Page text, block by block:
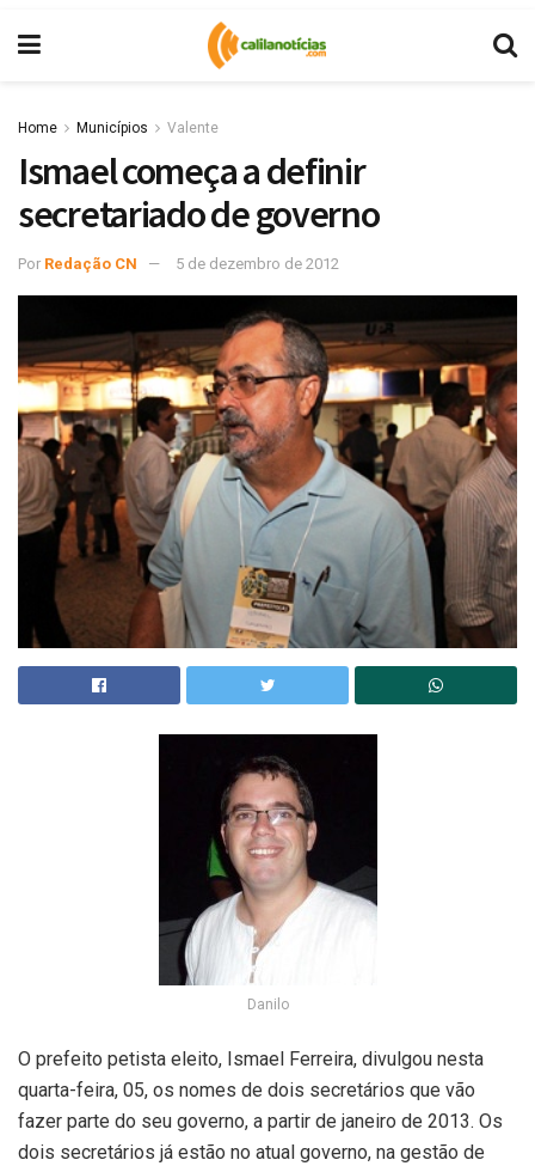
Home Municípios Valente
Ismael começa a definir
secretariado de governo
Por Redação CN 5 de dezembro de 2012
Danilo
O prefeito petista eleito, Ismael Ferreira, divulgou nesta
quarta-feira, 05, os nomes de dois secretários que vão
fazer parte do seu governo, a partir de janeiro de 2013. Os
dois secretários já estão no atual governo, na gestão de